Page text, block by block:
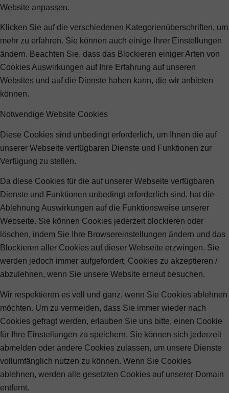
Website anpassen.
Klicken Sie auf die verschiedenen Kategorienüberschriften, um
mehr zu erfahren. Sie können auch einige Ihrer Einstellungen
ändern. Beachten Sie, dass das Blockieren einiger Arten von
Cookies Auswirkungen auf Ihre Erfahrung auf unseren
Websites und auf die Dienste haben kann, die wir anbieten
können.
Notwendige Website Cookies
Diese Cookies sind unbedingt erforderlich, um Ihnen die auf
unserer Webseite verfügbaren Dienste und Funktionen zur
Verfügung zu stellen.
Da diese Cookies für die auf unserer Webseite verfügbaren
Dienste und Funktionen unbedingt erforderlich sind, hat die
Ablehnung Auswirkungen auf die Funktionsweise unserer
Webseite. Sie können Cookies jederzeit blockieren oder
löschen, indem Sie Ihre Browsereinstellungen ändern und das
Blockieren aller Cookies auf dieser Webseite erzwingen. Sie
werden jedoch immer aufgefordert, Cookies zu akzeptieren /
abzulehnen, wenn Sie unsere Website erneut besuchen.
Wir respektieren es voll und ganz, wenn Sie Cookies ablehnen
möchten. Um zu vermeiden, dass Sie immer wieder nach
Cookies gefragt werden, erlauben Sie uns bitte, einen Cookie
für Ihre Einstellungen zu speichern. Sie können sich jederzeit
abmelden oder andere Cookies zulassen, um unsere Dienste
vollumfänglich nutzen zu können. Wenn Sie Cookies
ablehnen, werden alle gesetzten Cookies auf unserer Domain
entfernt.